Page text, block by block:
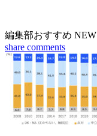
編集部おすすめ NEW
share comments